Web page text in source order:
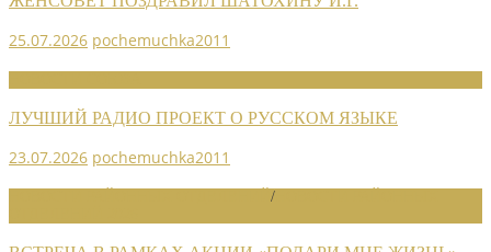
25.07.2026 pochemuchka2011
ЛУЧШИЙ РАДИО ПРОЕКТ О РУССКОМ ЯЗЫКЕ
23.07.2026 pochemuchka2011
/